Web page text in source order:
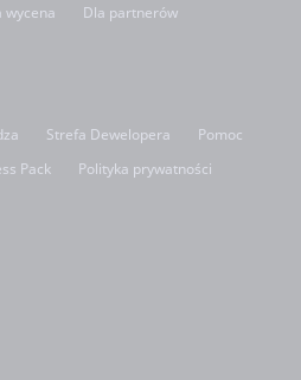
wycena
Dla partnerów
Strefa Dewelopera
Pomoc
Pack Polityka prywatności